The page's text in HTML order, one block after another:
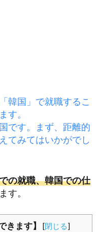
韓国」で就職するこ
す。
です。まず、距離的
てみてはいかがでし
の就職、韓国での仕
す。
きます】 [閉じる]